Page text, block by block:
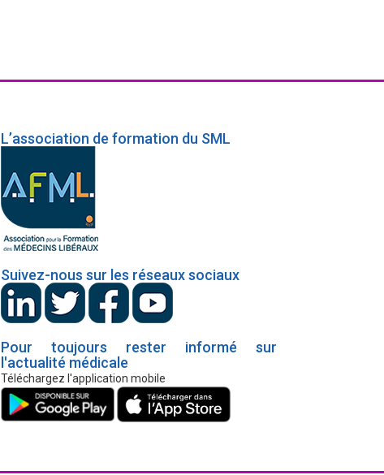
L’association de formation du SML
Suivez-nous sur les réseaux sociaux
Pour toujours rester informé sur
l'actualité médicale
Téléchargez l'application mobile